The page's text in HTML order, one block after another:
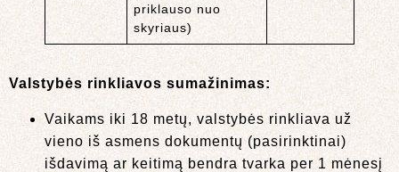
priklauso nuo
skyriaus)
Valstybės rinkliavos sumažinimas:
Vaikams iki 18 metų, valstybės rinkliava už
vieno iš asmens dokumentų (pasirinktinai)
išdavimą ar keitimą bendra tvarka per 1 mėnesį